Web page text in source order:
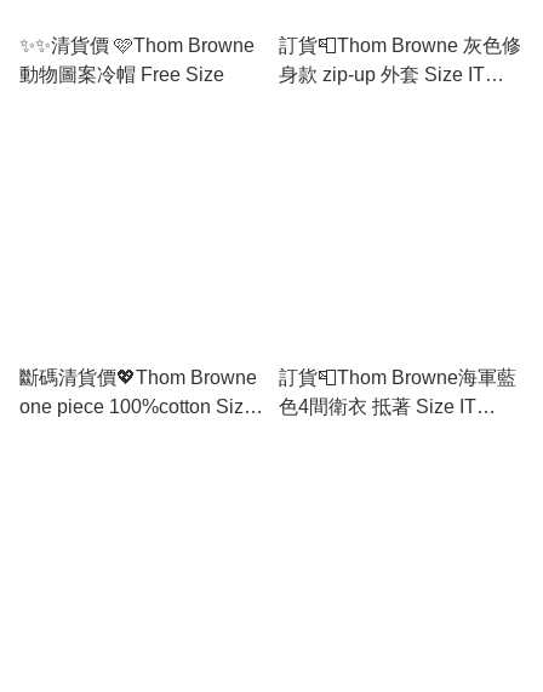
✨✨清貨價 🩷Thom Browne
動物圖案冷帽 Free Size
訂貨📮Thom Browne 灰色修
身款 zip-up 外套 Size IT
斷碼清貨價💖Thom Browne
one piece 100%cotton Size
訂貨📮Thom Browne海軍藍
色4間衛衣 抵著 Size IT